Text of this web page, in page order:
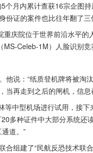
个月内累计查获16宗企图
证的案件也比往年翻了三
重庆院位于世界前沿水平
Celeb-1M）人脸识别竞
他说：“纸质登机牌将被淘
当再走到之后的闸机，信
中型机场进行试用，接
多种证件中大部分系统还
道。”
组建了“民航反恐技术联